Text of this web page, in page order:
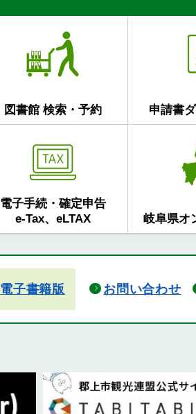
図書館 検索・予約 申請書
電子手続・確定申告
e-Tax、eLTAX
岐阜県オ
電子書籍版 お問い合わせ